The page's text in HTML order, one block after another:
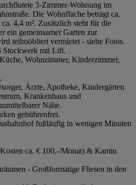
3-Zimmer-Wohnung im
Die Wohnfläche beträgt ca.
4,4 m². Zusätzlich steht für die
ein gemeinsamer Garten zur
teilmöbliert vermietet - siehe Fotos.
Stockwerk mit Lift.
Wohnzimmer, Kinderzimmer,
Ärzte, Apotheke, Kindergärten
Krankenhaus und
Nähe.
gebührenfrei.
fußläufig in wenigen Minuten
ca. € 100,-/Monat) & Kamin
- Großformatige Fliesen in den